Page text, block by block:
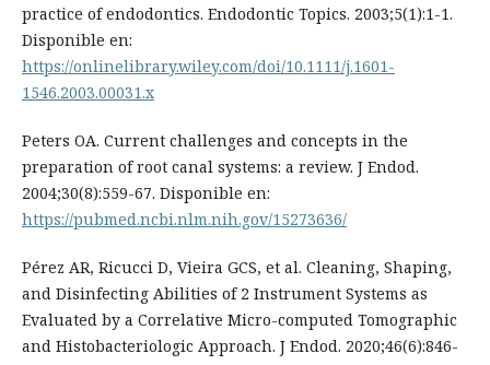
practice of endodontics. Endodontic Topics. 2003;5(1):1-1.
Disponible en:
https://onlinelibrary.wiley.com/doi/10.1111/j.1601-
1546.2003.00031.x
Peters OA. Current challenges and concepts in the
preparation of root canal systems: a review. J Endod.
2004;30(8):559-67. Disponible en:
https://pubmed.ncbi.nlm.nih.gov/15273636/
Pérez AR, Ricucci D, Vieira GCS, et al. Cleaning, Shaping,
and Disinfecting Abilities of 2 Instrument Systems as
Evaluated by a Correlative Micro-computed Tomographic
and Histobacteriologic Approach. J Endod. 2020;46(6):846-